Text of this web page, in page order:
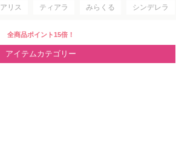
アリス ティアラ みらくる シンデレラ
全商品ポイント15倍！
アイテムカテゴリー
アイテムカテゴリー
ディズニープリンセス
ディズニキャラクター